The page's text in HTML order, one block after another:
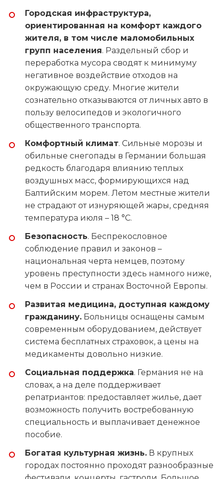
Городская инфраструктура,
ориентированная на комфорт каждого
жителя, в том числе маломобильных
групп населения. Раздельный сбор и
переработка мусора сводят к минимуму
негативное воздействие отходов на
окружающую среду. Многие жители
сознательно отказываются от личных авто в
пользу велосипедов и экологичного
общественного транспорта.
Комфортный климат. Сильные морозы и
обильные снегопады в Германии большая
редкость благодаря влиянию теплых
воздушных масс, формирующихся над
Балтийским морем. Летом местные жители
не страдают от изнуряющей жары, средняя
температура июля – 18 °С.
Безопасность. Беспрекословное
соблюдение правил и законов –
национальная черта немцев, поэтому
уровень преступности здесь намного ниже,
чем в России и странах Восточной Европы.
Развитая медицина, доступная каждому
гражданину. Больницы оснащены самым
современным оборудованием, действует
система бесплатных страховок, а цены на
медикаменты довольно низкие.
Социальная поддержка. Германия не на
словах, а на деле поддерживает
репатриантов: предоставляет жилье, дает
возможность получить востребованную
специальность и выплачивает денежное
пособие.
Богатая культурная жизнь. В крупных
городах постоянно проходят разнообразные